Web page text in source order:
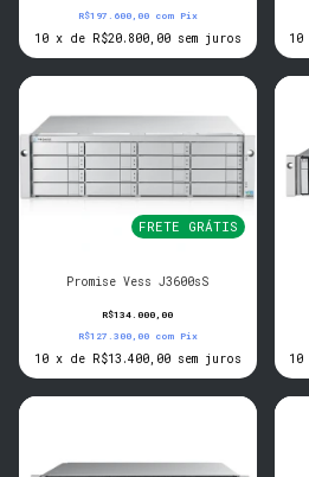
R$197.600,00 com Pix
10 x de R$20.800,00 sem juros 10
FRETE GRÁTIS
Promise Vess J3600sS
R$134.000,00
R$127.300,00 com Pix
10 x de R$13.400,00 sem juros 10